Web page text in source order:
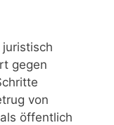
gegen
von
öffentlich